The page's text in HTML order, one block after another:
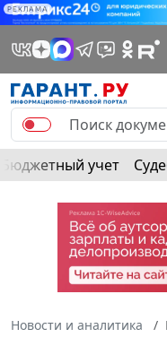
РЕКЛАМА
Бюджетный учет
Новости и аналитика